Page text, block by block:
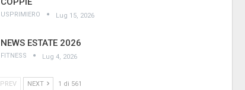
USPRIMIERO Lug 15, 2026
NEWS ESTATE 2026
FITNESS Lug 4, 2026
PREV NEXT 1 di 561